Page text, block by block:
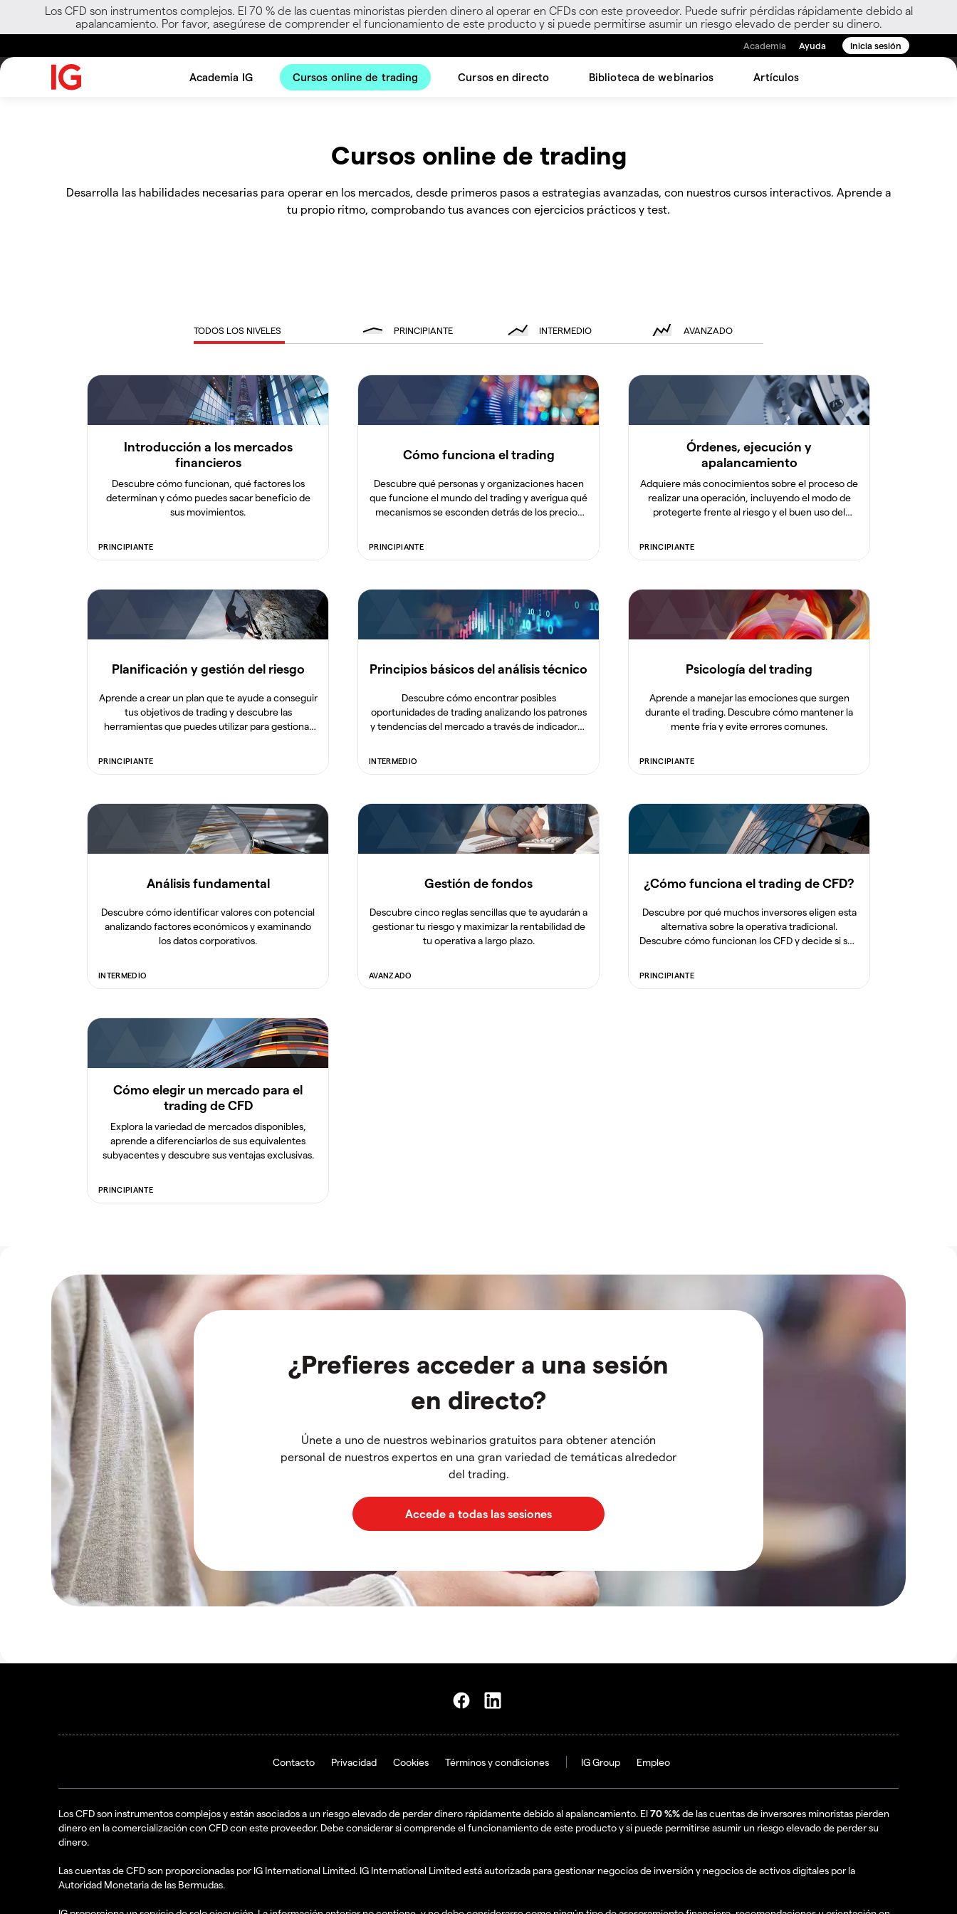
Los CFD son instrumentos complejos. El 70 % de las cuentas minoristas pierden dinero al operar en CFDs con este proveedor. Puede sufrir pérdidas rápidamente debido al
apalancamiento. Por favor, asegúrese de comprender el funcionamiento de este producto y si puede permitirse asumir un riesgo elevado de perder su dinero.
Academia Ayuda Inicia sesión
Academia IG Cursos online de trading Cursos en directo Biblioteca de webinarios Artículos
Cursos online de trading
Desarrolla las habilidades necesarias para operar en los mercados, desde primeros pasos a estrategias avanzadas, con nuestros cursos interactivos. Aprende a
tu propio ritmo, comprobando tus avances con ejercicios prácticos y test.
TODOS LOS NIVELES PRINCIPIANTE INTERMEDIO AVANZADO
Introducción a los mercados
financieros
Descubre cómo funcionan, qué factores los
determinan y cómo puedes sacar beneficio de
sus movimientos.
PRINCIPIANTE
Cómo funciona el trading
Descubre qué personas y organizaciones hacen
que funcione el mundo del trading y averigua qué
mecanismos se esconden detrás de los precios
PRINCIPIANTE
Órdenes, ejecución y
apalancamiento
Adquiere más conocimientos sobre el proceso de
realizar una operación, incluyendo el modo de
protegerte frente al riesgo y el buen uso del
PRINCIPIANTE
Planificación y gestión del riesgo
Aprende a crear un plan que te ayude a conseguir
tus objetivos de trading y descubre las
herramientas que puedes utilizar para gestionar
PRINCIPIANTE
Principios básicos del análisis técnico
Descubre cómo encontrar posibles
oportunidades de trading analizando los patrones
y tendencias del mercado a través de indicadores
INTERMEDIO
Psicología del trading
Aprende a manejar las emociones que surgen
durante el trading. Descubre cómo mantener la
mente fría y evite errores comunes.
PRINCIPIANTE
Análisis fundamental
Descubre cómo identificar valores con potencial
analizando factores económicos y examinando
los datos corporativos.
INTERMEDIO
Gestión de fondos
Descubre cinco reglas sencillas que te ayudarán a
gestionar tu riesgo y maximizar la rentabilidad de
tu operativa a largo plazo.
AVANZADO
¿Cómo funciona el trading de CFD?
Descubre por qué muchos inversores eligen esta
alternativa sobre la operativa tradicional.
Descubre cómo funcionan los CFD y decide si son
PRINCIPIANTE
Cómo elegir un mercado para el
trading de CFD
Explora la variedad de mercados disponibles,
aprende a diferenciarlos de sus equivalentes
subyacentes y descubre sus ventajas exclusivas.
PRINCIPIANTE
¿Prefieres acceder a una sesión
en directo?
Únete a uno de nuestros webinarios gratuitos para obtener atención
personal de nuestros expertos en una gran variedad de temáticas alrededor
del trading.
Accede a todas las sesiones
Contacto Privacidad Cookies Términos y condiciones IG Group Empleo
Los CFD son instrumentos complejos y están asociados a un riesgo elevado de perder dinero rápidamente debido al apalancamiento. El70 %%de las cuentas de inversores minoristas pierden
dinero en la comercialización con CFD con este proveedor. Debe considerar si comprende el funcionamiento de este producto y si puede permitirse asumir un riesgo elevado de perder su
dinero.
Las cuentas de CFD son proporcionadas por IG International Limited. IG International Limited está autorizada para gestionar negocios de inversión y negocios de activos digitales por la
Autoridad Monetaria de las Bermudas.